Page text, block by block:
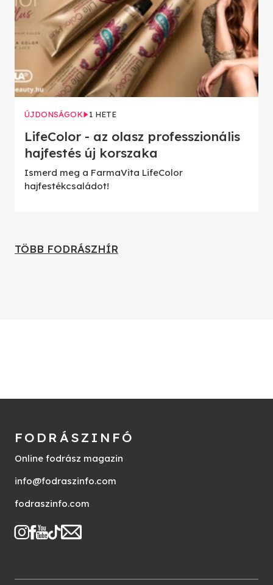
ÚJDONSÁGOK 1 HETE
LifeColor - az olasz professzionális
hajfestés új korszaka
Ismerd meg a FarmaVita LifeColor
hajfestékcsaládot!
TÖBB FODRÁSZHÍR
FODRÁSZINFÓ
Online fodrász magazin
info@fodraszinfo.com
fodraszinfo.com